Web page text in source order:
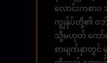
လောင်းကစာ
ကျွန်ုပ်တို့၏ ဝဘ်
သို့မဟုတ် ကော်မ
စာမျက်နှာတွင်